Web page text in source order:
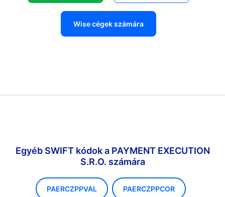
Wise cégek számára
Egyéb SWIFT kódok a PAYMENT EXECUTION
S.R.O. számára
PAERCZPPVAL PAERCZPPCOR